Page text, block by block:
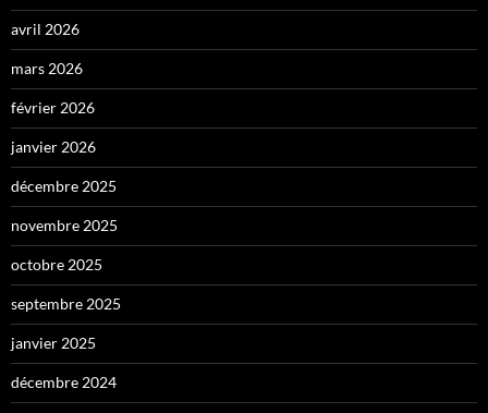
avril 2026
mars 2026
février 2026
janvier 2026
décembre 2025
novembre 2025
octobre 2025
septembre 2025
janvier 2025
décembre 2024